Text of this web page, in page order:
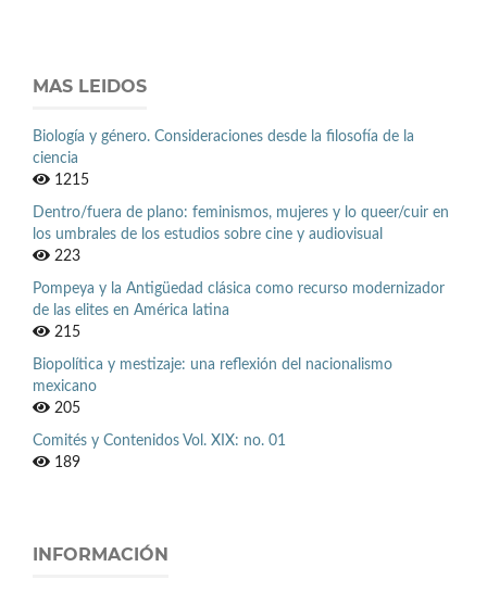
MAS LEIDOS
Biología y género. Consideraciones desde la filosofía de la
ciencia
1215
Dentro/fuera de plano: feminismos, mujeres y lo queer/cuir en
los umbrales de los estudios sobre cine y audiovisual
223
Pompeya y la Antigüedad clásica como recurso modernizador
de las elites en América latina
215
Biopolítica y mestizaje: una reflexión del nacionalismo
mexicano
205
Comités y Contenidos Vol. XIX: no. 01
189
INFORMACIÓN